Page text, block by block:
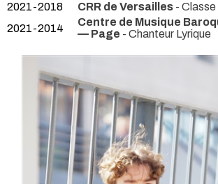
2021-2018
CRR de Versailles - Classe
2021-2014
Centre de Musique
— Page - Chanteur Lyrique